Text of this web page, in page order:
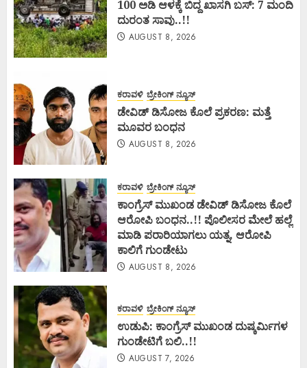
100 ಅಡಿ ಆಳಕ್ಕೆ ಬಿದ್ದ ಖಾಸಗಿ ಬಸ್: 7 ಮಂದಿ
ದುರಂತ ಸಾವು..!!
AUGUST 8, 2026
ಕರಾವಳಿ ಬ್ರೇಕಿಂಗ್ ನ್ಯೂಸ್
ಡೇವಿಡ್ ಡಿಸೋಜ ಕೊಲೆ ಪ್ರಕರಣ: ಮತ್ತೆ
ಮೂವರ ಬಂಧನ
AUGUST 8, 2026
ಕರಾವಳಿ ಬ್ರೇಕಿಂಗ್ ನ್ಯೂಸ್
ಕಾಂಗ್ರೆಸ್ ಮುಖಂಡ ಡೇವಿಡ್ ಡಿಸೋಜ ಕೊಲೆ
ಆರೋಪಿ ಬಂಧನ..!! ಪೊಲೀಸರ ಮೇಲೆ ಹಲ್ಲೆ
ಮಾಡಿ ಪರಾರಿಯಾಗಲು ಯತ್ನ, ಆರೋಪಿ
ಕಾಲಿಗೆ ಗುಂಡೇಟು
AUGUST 8, 2026
ಕರಾವಳಿ ಬ್ರೇಕಿಂಗ್ ನ್ಯೂಸ್
ಉಡುಪಿ: ಕಾಂಗ್ರೆಸ್ ಮುಖಂಡ ದುಷ್ಕರ್ಮಿಗಳ
ಗುಂಡೇಟಿಗೆ ಬಲಿ..!!
AUGUST 7, 2026